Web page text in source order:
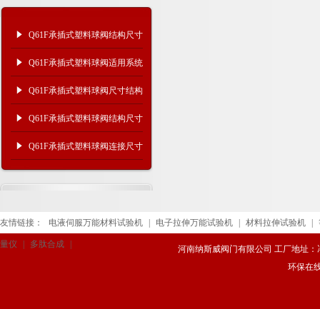
Q61F承插式塑料球阀结构尺寸
及适用系统
Q61F承插式塑料球阀适用系统
及结构尺寸
Q61F承插式塑料球阀尺寸结构
Q61F承插式塑料球阀结构尺寸
Q61F承插式塑料球阀连接尺寸
抑与结构图
友情链接： 电液伺服万能材料试验机 电子拉伸万能试验机 材料拉伸试验机
量仪 多肽合成
河南纳斯威阀门有限公司 工厂地址：
环保在